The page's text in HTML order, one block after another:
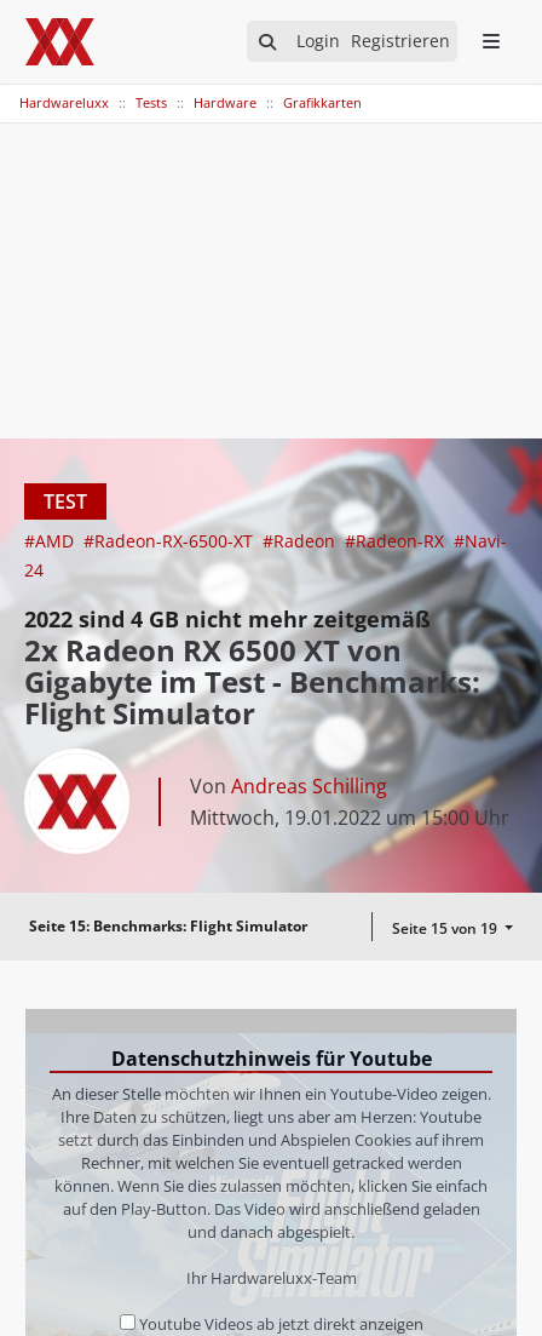
Login Registrieren
Hardwareluxx Tests Hardware Grafikkarten
TEST
#AMD #Radeon-RX-6500-XT #Radeon #Radeon-RX #Navi-
24
2022 sind 4 GB nicht mehr zeitgemäß
2x Radeon RX 6500 XT von
Gigabyte im Test - Benchmarks:
Flight Simulator
Von Andreas Schilling
Mittwoch, 19.01.2022 um 15:00 Uhr
Seite 15: Benchmarks: Flight Simulator Seite 15 von 19
Datenschutzhinweis für Youtube
An dieser Stelle möchten wir Ihnen ein Youtube-Video zeigen.
Ihre Daten zu schützen, liegt uns aber am Herzen: Youtube
setzt durch das Einbinden und Abspielen Cookies auf ihrem
Rechner, mit welchen Sie eventuell getracked werden
können. Wenn Sie dies zulassen möchten, klicken Sie einfach
auf den Play-Button. Das Video wird anschließend geladen
und danach abgespielt.
Ihr Hardwareluxx-Team
Youtube Videos ab jetzt direkt anzeigen